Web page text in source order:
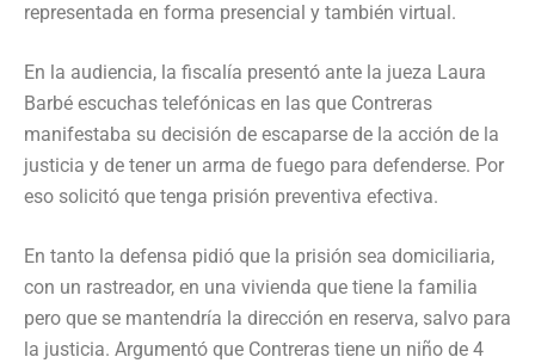
representada en forma presencial y también virtual.
En la audiencia, la fiscalía presentó ante la jueza Laura
Barbé escuchas telefónicas en las que Contreras
manifestaba su decisión de escaparse de la acción de la
justicia y de tener un arma de fuego para defenderse. Por
eso solicitó que tenga prisión preventiva efectiva.
En tanto la defensa pidió que la prisión sea domiciliaria,
con un rastreador, en una vivienda que tiene la familia
pero que se mantendría la dirección en reserva, salvo para
la justicia. Argumentó que Contreras tiene un niño de 4